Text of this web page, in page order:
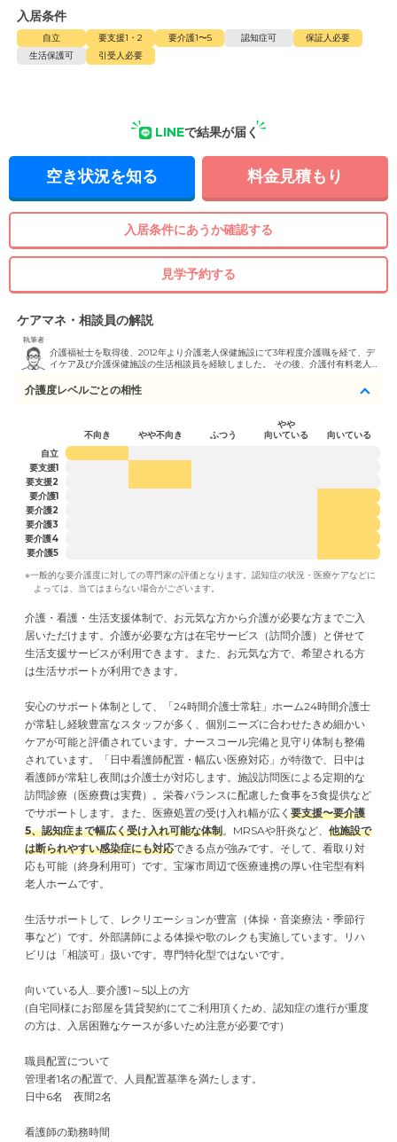
入居条件
自立 要支援1・2 要介護1〜5 認知症可
保証人必要
生活保護可
引受人必要
LINEで結果が届く
空き状況を知る 料金見積もり
入居条件にあうか確認する
見学予約する
ケアマネ・相談員の解説
執筆者
介護福祉士を取得後、2012年より介護老人保健施設にて3年程度介護職を経て、デ
イケア及び介護保健施設の生活相談員を経験しました。 その後、介護付有料老人ホ
談員を経験しました。 そして、現在は独立し介護施設の紹介事業を行う会社を経営
しております。
介護度レベルごとの相性
不向き やや不向き ふつう
やや
向いている
向いている
自立
要支援1
要支援2
要介護1
要介護2
要介護3
要介護4
要介護5
※一般的な要介護度に対しての専門家の評価となります。認知症の状況・医療ケアなどに
よっては、当てはまらない場合がございます。
介護・看護・生活支援体制で、お元気な方から介護が必要な方までご入
居いただけます。介護が必要な方は在宅サービス（訪問介護）と併せて
生活支援サービスが利用できます。また、お元気な方で、希望される方
は生活サポートが利用できます。
安心のサポート体制として、「24時間介護士常駐」ホーム24時間介護士
が常駐し経験豊富なスタッフが多く、個別ニーズに合わせたきめ細かい
ケアが可能と評価されています。ナースコール完備と見守り体制も整備
されています。「日中看護師配置・幅広い医療対応」が特徴で、日中は
看護師が常駐し夜間は介護士が対応します。施設訪問医による定期的な
訪問診療（医療費は実費）。栄養バランスに配慮した食事を3食提供など
でサポートします。また、医療処置の受け入れ幅が広く 要支援〜要介護
5、認知症まで幅広く受け入れ可能な体制。MRSAや肝炎など、 他施設で
は断られやすい感染症にも対応できる点が強みです。そして、看取り対
応も可能（終身利用可）です。宝塚市周辺で医療連携の厚い住宅型有料
老人ホームです。
生活サポートして、レクリエーションが豊富（体操・音楽療法・季節行
事など）です。外部講師による体操や歌のレクも実施しています。リハ
ビリは「相談可」扱いです。専門特化型ではないです。
向いている人…要介護1～5以上の方
(自宅同様にお部屋を賃貸契約にてご利用頂くため、認知症の進行が重度
の方は、入居困難なケースが多いため注意が必要です)
職員配置について
管理者1名の配置で、人員配置基準を満たします。
日中6名 夜間2名
看護師の勤務時間